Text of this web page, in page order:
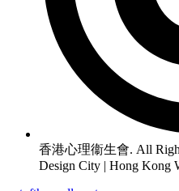
香港心理衞生會. All
Design City | Hong Kong